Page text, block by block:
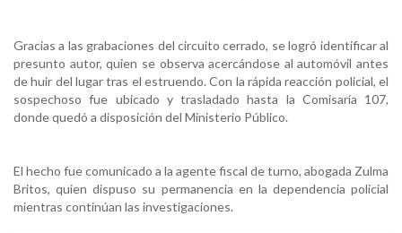
Gracias a las grabaciones del circuito cerrado, se logró identificar al
presunto autor, quien se observa acercándose al automóvil antes
de huir del lugar tras el estruendo. Con la rápida reacción policial, el
sospechoso fue ubicado y trasladado hasta la Comisaría 107,
donde quedó a disposición del Ministerio Público.
El hecho fue comunicado a la agente fiscal de turno, abogada Zulma
Britos, quien dispuso su permanencia en la dependencia policial
mientras continúan las investigaciones.